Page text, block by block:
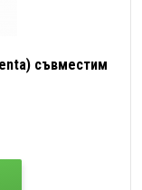
съвместим